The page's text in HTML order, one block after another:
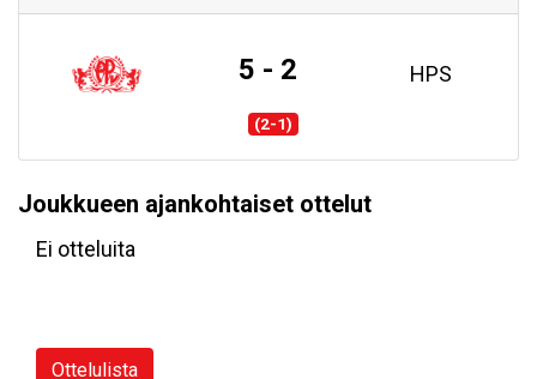
5 - 2 HPS
(2-1)
Joukkueen ajankohtaiset ottelut
Ei otteluita
Ottelulista